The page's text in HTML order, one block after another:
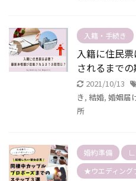
入籍・手続き
入籍に住民
されるまでの
2021/10/13
き, 結婚, 婚姻届
所
婚約準備
∟
★ウエディン